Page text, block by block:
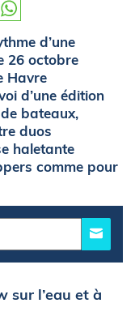
d’une
26 octobre
Havre
d’une édition
bateaux,
duos
haletante
comme pour
sur l’eau et à